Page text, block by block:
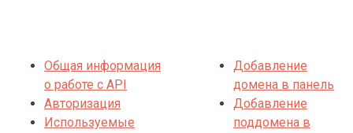
Общая информация
о работе с API
Авторизация
Используемые
Добавление
домена в панель
Добавление
поддомена в